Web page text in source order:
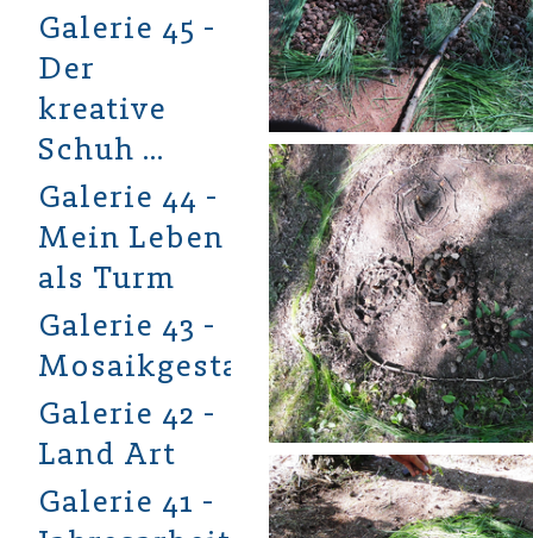
Galerie 45 -
Der
kreative
Schuh …
Galerie 44 -
Mein Leben
als Turm
Galerie 43 -
Mosaikgestaltung
Galerie 42 -
Land Art
Galerie 41 -